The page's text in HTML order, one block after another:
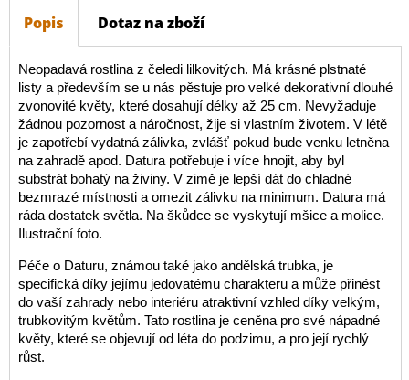
Popis Dotaz na zboží
Neopadavá rostlina z čeledi lilkovitých. Má krásné plstnaté
listy a především se u nás pěstuje pro velké dekorativní dlouhé
zvonovité květy, které dosahují délky až 25 cm. Nevyžaduje
žádnou pozornost a náročnost, žije si vlastním životem. V létě
je zapotřebí vydatná zálivka, zvlášť pokud bude venku letněna
na zahradě apod. Datura potřebuje i více hnojit, aby byl
substrát bohatý na živiny. V zimě je lepší dát do chladné
bezmrazé místnosti a omezit zálivku na minimum. Datura má
ráda dostatek světla. Na škůdce se vyskytují mšice a molice.
Ilustrační foto.
Péče o Daturu, známou také jako andělská trubka, je
specifická díky jejímu jedovatému charakteru a může přinést
do vaší zahrady nebo interiéru atraktivní vzhled díky velkým,
trubkovitým květům. Tato rostlina je ceněna pro své nápadné
květy, které se objevují od léta do podzimu, a pro její rychlý
růst.